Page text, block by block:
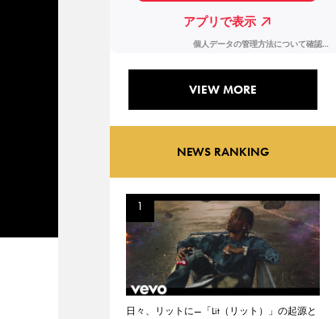
VIEW MORE
NEWS RANKING
日々、リットに—「Lit（リット）」の起源と